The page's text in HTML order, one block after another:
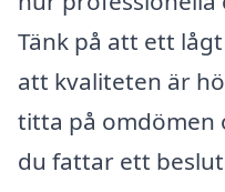
Tänk på att ett
att kvaliteten är
titta på omdömen
du fattar ett